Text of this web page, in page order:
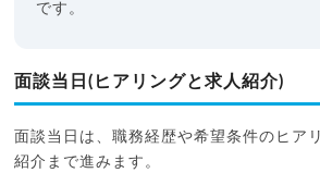
です。
面談当日(ヒアリングと求人紹介)
面談当日は、職務経歴や希望条件のヒア
紹介まで進みます。